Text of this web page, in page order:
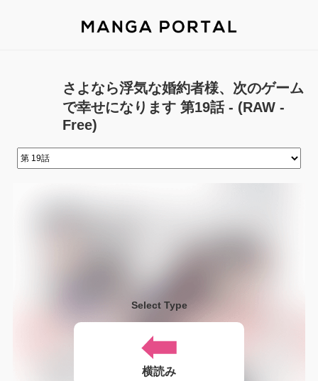
さよなら浮気な婚約者様、次のゲーム
で幸せになります 第19話 - (RAW -
Free)
Select Type
横読み